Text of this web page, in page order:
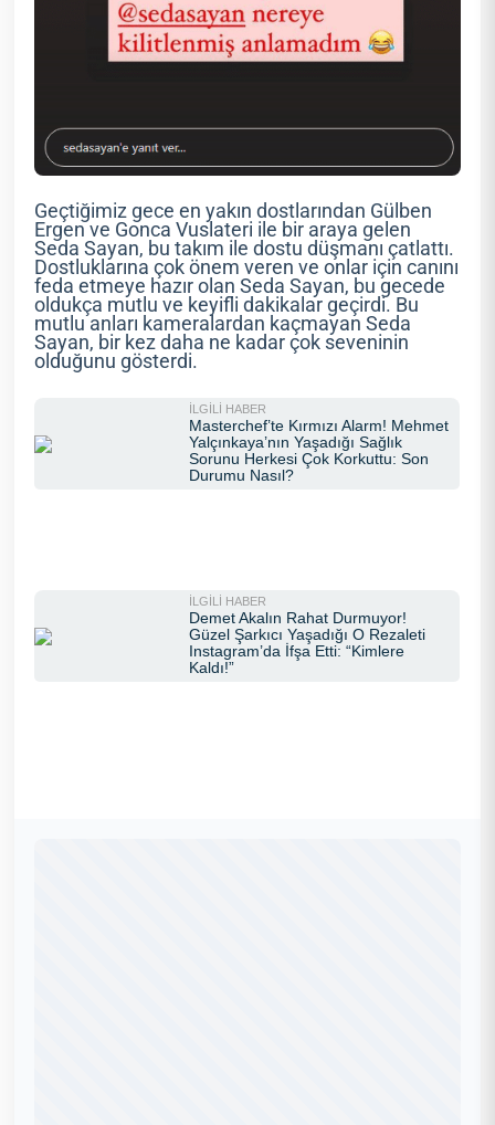
Geçtiğimiz gece en yakın dostlarından Gülben
Ergen ve Gonca Vuslateri ile bir araya gelen
Seda Sayan, bu takım ile dostu düşmanı çatlattı.
Dostluklarına çok önem veren ve onlar için canını
feda etmeye hazır olan Seda Sayan, bu gecede
oldukça mutlu ve keyifli dakikalar geçirdi. Bu
mutlu anları kameralardan kaçmayan Seda
Sayan, bir kez daha ne kadar çok seveninin
olduğunu gösterdi.